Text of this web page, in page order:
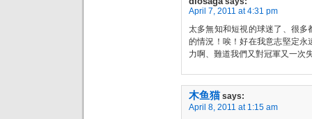
April 7, 2011 at 4:31 pm
太多無知和短視的球迷了、很
的情況！唉！好在我意志堅定
力啊、難道我們又對冠軍又一次
木鱼猫 says:
April 8, 2011 at 1:15 am